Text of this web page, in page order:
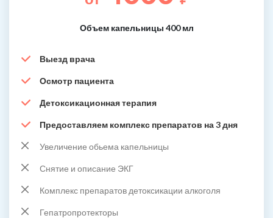
Объем капельницы 400 мл
Выезд врача
Осмотр пациента
Детоксикационная терапия
Предоставляем комплекс препаратов на 3 дня
Увеличение обьема капельницы
Снятие и описание ЭКГ
Комплекс препаратов детоксикации алкоголя
Гепатропротекторы